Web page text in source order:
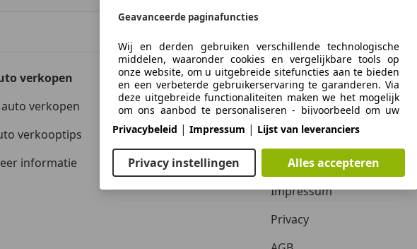
verkopen
auto verkopen
verkooptips
informatie
Zakelijk
Adverteren autobedrijven
Inloggen autobedrijven
Autobedrijven in Nederland
Over ons
Over ons / Contact
Adverteren
Vacatures
Impressum
Privacy
Geavanceerde paginafuncties
Wij en derden gebruiken verschillende technologische
middelen, waaronder cookies en vergelijkbare tools op
onze website, om u uitgebreide sitefuncties aan te bieden
en een verbeterde gebruikerservaring te garanderen. Via
deze uitgebreide functionaliteiten maken we het mogelijk
om ons aanbod te personaliseren - bijvoorbeeld om uw
zoekopdrachten bij een later bezoek voort te zetten, om u
geschikte aanbiedingen in uw regio te tonen of om
gepersonaliseerde advertenties en berichten te
verstrekken en te evalueren. Wij slaan uw e-mailadres
lokaal op wanneer u dit opgeeft voor opgeslagen
de prijsbeoordeling. Dit vergemakkelijkt het gebruik van
hoeft in te voeren. Met uw toestemming wordt op gebruik
Privacybeleid | Impressum | Lijst van leveranciers
Privacy instellingen Alles accepteren